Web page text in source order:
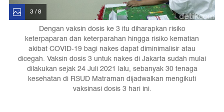
3 / 8
Dengan vaksin dosis ke 3 itu diharapkan risiko
keterpaparan dan keterparahan hingga risiko kematian
akibat COVID-19 bagi nakes dapat diminimalisir atau
dicegah. Vaksin dosis 3 untuk nakes di Jakarta sudah mulai
dilakukan sejak 24 Juli 2021 lalu, sebanyak 30 tenaga
kesehatan di RSUD Matraman dijadwalkan mengikuti
vaksinasi dosis 3 hari ini.